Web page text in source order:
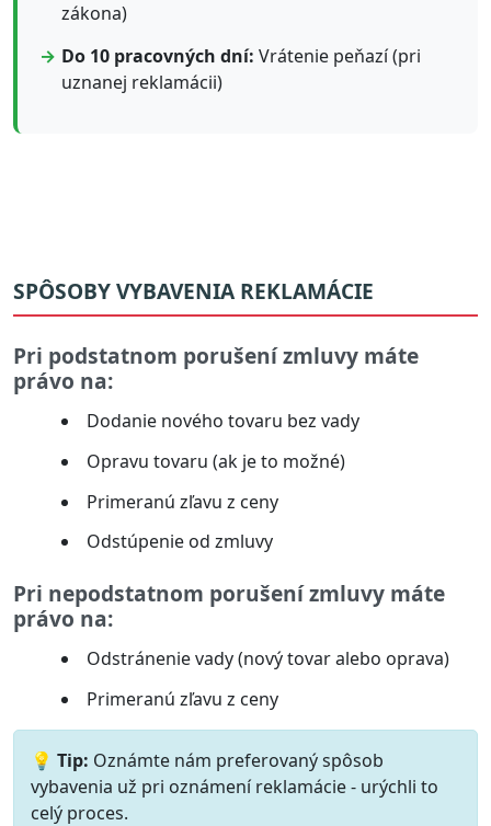
zákona)
Do 10 pracovných dní: Vrátenie peňazí (pri
uznanej reklamácii)
SPÔSOBY VYBAVENIA REKLAMÁCIE
Pri podstatnom porušení zmluvy máte
právo na:
Dodanie nového tovaru bez vady
Opravu tovaru (ak je to možné)
Primeranú zľavu z ceny
Odstúpenie od zmluvy
Pri nepodstatnom porušení zmluvy máte
právo na:
Odstránenie vady (nový tovar alebo oprava)
Primeranú zľavu z ceny
💡 Tip: Oznámte nám preferovaný spôsob
vybavenia už pri oznámení reklamácie - urýchli to
celý proces.